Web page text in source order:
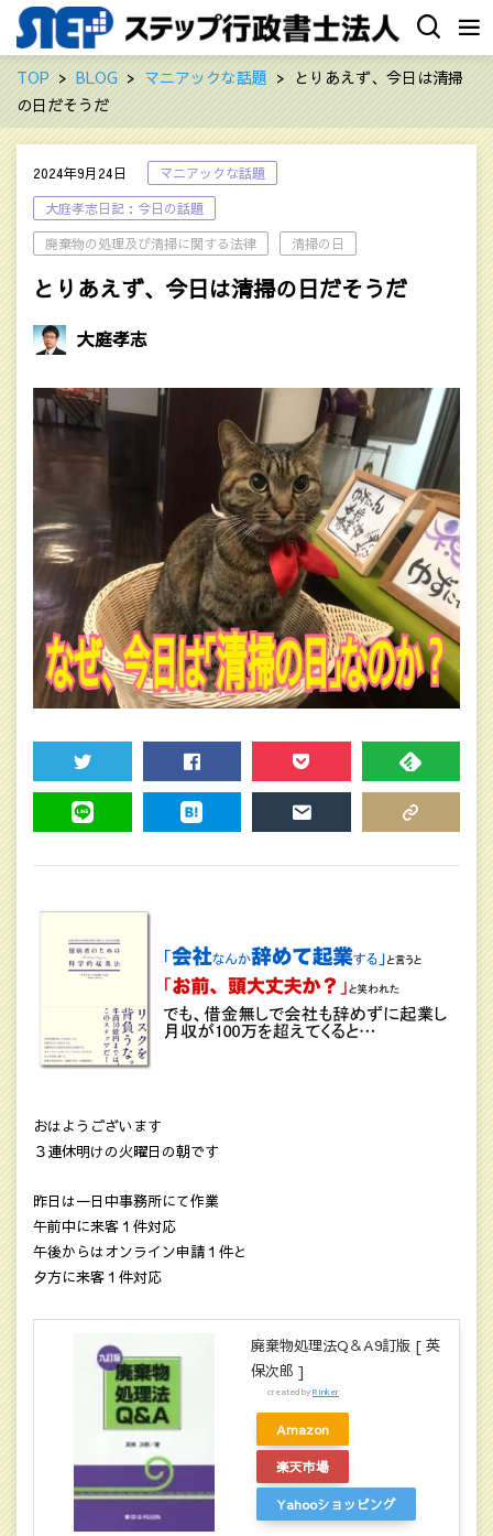
TOP BLOG マニアックな話題
とりあえず、今日は清掃
の日だそうだ
2024年9月24日
マニアックな話題
大庭孝志日記：今日の話題
廃棄物の処理及び清掃に関する法律
清掃の日
とりあえず、今日は清掃の日だそうだ
大庭孝志
TWEET SHARE POCKET FEEDLY
おはようございます
３連休明けの火曜日の朝です
昨日は一日中事務所にて作業
午前中に来客１件対応
午後からはオンライン申請１件と
夕方に来客１件対応
廃棄物処理法Q＆A9訂版 [ 英
保次郎 ]
created byRinker
Amazon
楽天市場
Yahooショッピング